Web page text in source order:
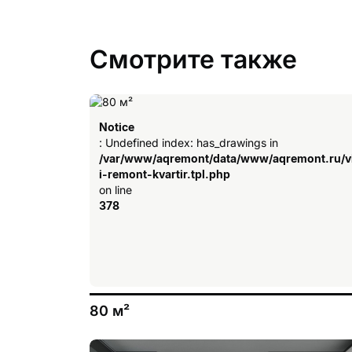
«ГИК» — опытный и
Краснодара. Компания уже
высоким качеством
Хотите
«Аквариус»! Специалисты
Смотрите также
Notice
: Undefined index: has_drawings in
/var/www/aqremont/data/www/aqremont.ru/
i-remont-kvartir.tpl.php
on line
378
80 м²